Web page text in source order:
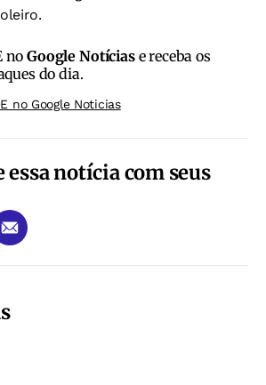
noGoogle Notíciase receba os
do dia.
no Google Noticias
notícia com seus